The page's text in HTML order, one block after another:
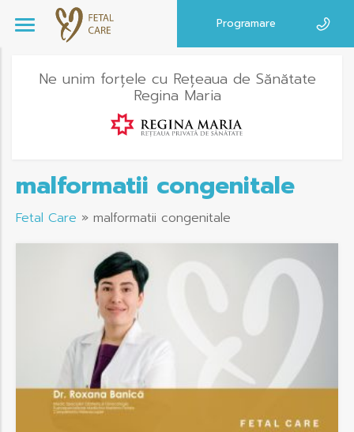
Programare
Ne unim forțele cu Rețeaua de Sănătate
Regina Maria
malformatii congenitale
Fetal Care » malformatii congenitale